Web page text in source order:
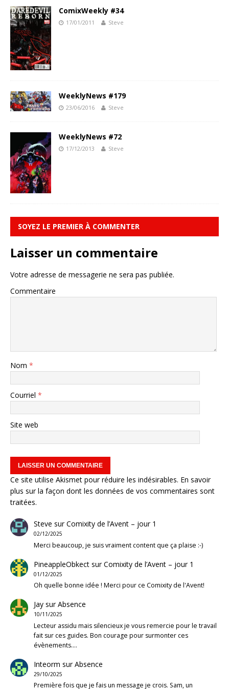
ComixWeekly #34
17/01/2011 Steve
WeeklyNews #179
23/06/2016 Steve
WeeklyNews #72
17/12/2013 Steve
SOYEZ LE PREMIER À COMMENTER
Laisser un commentaire
Votre adresse de messagerie ne sera pas publiée.
Commentaire
Nom *
Courriel *
Site web
Ce site utilise Akismet pour réduire les indésirables. En savoir
plus sur la façon dont les données de vos commentaires sont
traitées.
Steve surComixity de l’Avent – jour 1
02/12/2025
Merci beaucoup, je suis vraiment content que ça plaise :-)
PineappleObkectsurComixity de l’Avent – jour 1
01/12/2025
Oh quelle bonne idée ! Merci pour ce Comixity de l'Avent!
JaysurAbsence
10/11/2025
Lecteur assidu mais silencieux je vous remercie pour le travail
fait sur ces guides. Bon courage pour surmonter ces
évènements.…
Inteorm surAbsence
29/10/2025
Première fois que je fais un message je crois. Sam, un